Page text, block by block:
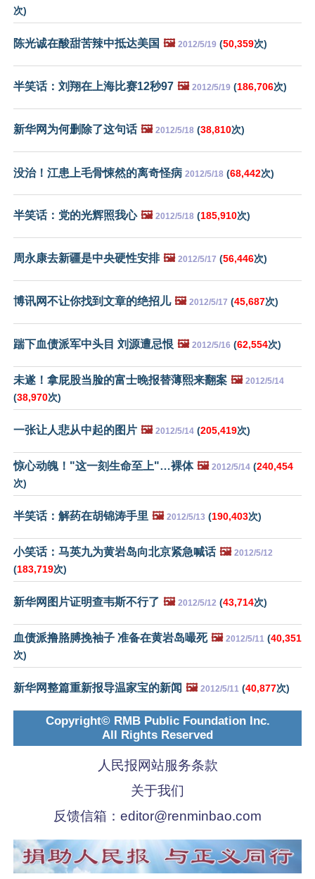
次)
陈光诚在酸甜苦辣中抵达美国 🖼️ 2012/5/19 (50,359次)
半笑话：刘翔在上海比赛12秒97 🖼️ 2012/5/19 (186,706次)
新华网为何删除了这句话 🖼️ 2012/5/18 (38,810次)
没治！江患上毛骨悚然的离奇怪病 2012/5/18 (68,442次)
半笑话：党的光辉照我心 🖼️ 2012/5/18 (185,910次)
周永康去新疆是中央硬性安排 🖼️ 2012/5/17 (56,446次)
博讯网不让你找到文章的绝招儿 🖼️ 2012/5/17 (45,687次)
踹下血债派军中头目 刘源遭忌恨 🖼️ 2012/5/16 (62,554次)
未遂！拿屁股当脸的富士晚报替薄熙来翻案 🖼️ 2012/5/14
(38,970次)
一张让人悲从中起的图片 🖼️ 2012/5/14 (205,419次)
惊心动魄！"这一刻生命至上"…裸体 🖼️ 2012/5/14 (240,454
次)
半笑话：解药在胡锦涛手里 🖼️ 2012/5/13 (190,403次)
小笑话：马英九为黄岩岛向北京紧急喊话 🖼️ 2012/5/12
(183,719次)
新华网图片证明查韦斯不行了 🖼️ 2012/5/12 (43,714次)
血债派撸胳膊挽袖子 准备在黄岩岛嘬死 🖼️ 2012/5/11 (40,351
次)
新华网整篇重新报导温家宝的新闻 🖼️ 2012/5/11 (40,877次)
Copyright© RMB Public Foundation Inc.
All Rights Reserved
人民报网站服务条款
关于我们
反馈信箱： editor@renminbao.com